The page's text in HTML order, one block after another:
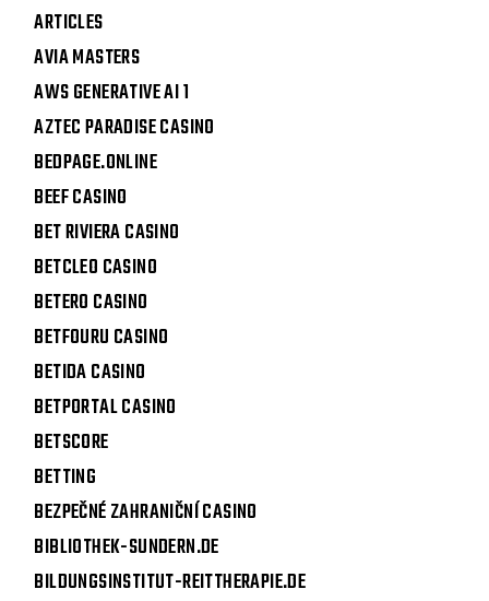
ARTICLES
AVIA MASTERS
AWS GENERATIVE AI 1
AZTEC PARADISE CASINO
BEDPAGE.ONLINE
BEEF CASINO
BET RIVIERA CASINO
BETCLEO CASINO
BETERO CASINO
BETFOURU CASINO
BETIDA CASINO
BETPORTAL CASINO
BETSCORE
BETTING
BEZPEČNÉ ZAHRANIČNÍ CASINO
BIBLIOTHEK-SUNDERN.DE
BILDUNGSINSTITUT-REITTHERAPIE.DE